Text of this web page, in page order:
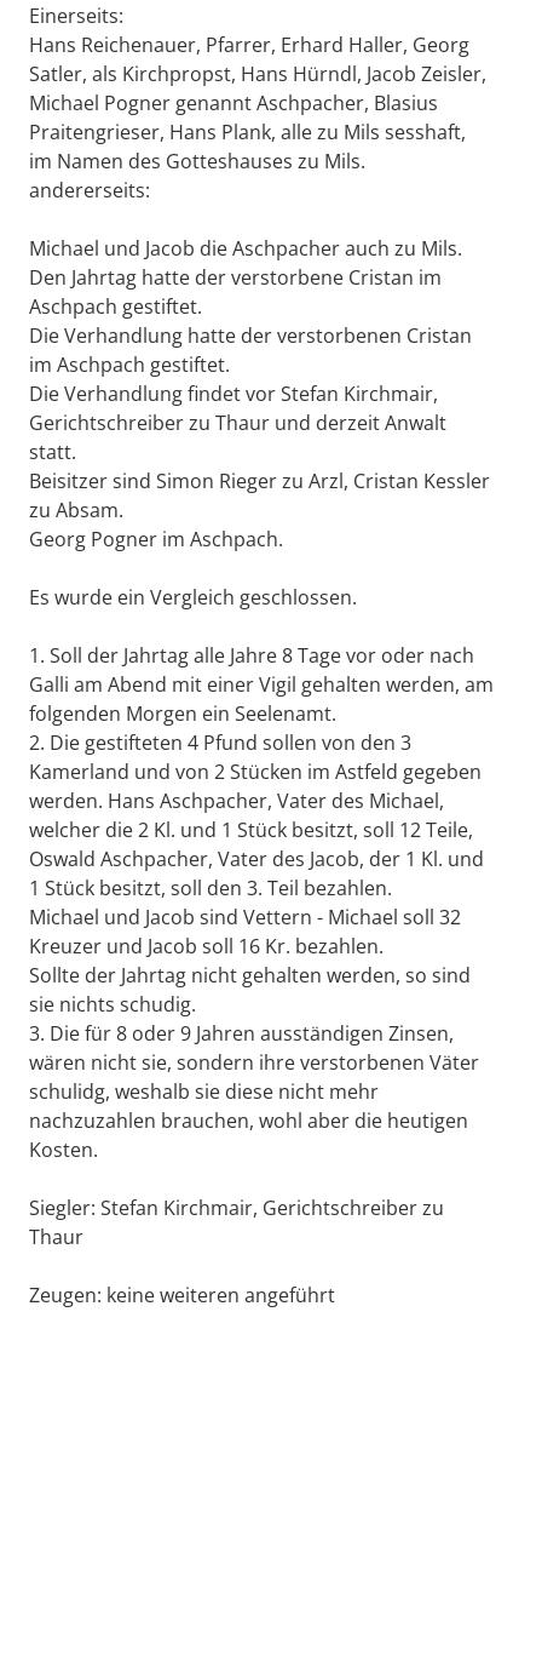
Einerseits:
Hans Reichenauer, Pfarrer, Erhard Haller, Georg
Satler, als Kirchpropst, Hans Hürndl, Jacob Zeisler,
Michael Pogner genannt Aschpacher, Blasius
Praitengrieser, Hans Plank, alle zu Mils sesshaft,
im Namen des Gotteshauses zu Mils.
andererseits:
Michael und Jacob die Aschpacher auch zu Mils.
Den Jahrtag hatte der verstorbene Cristan im
Aschpach gestiftet.
Die Verhandlung hatte der verstorbenen Cristan
im Aschpach gestiftet.
Die Verhandlung findet vor Stefan Kirchmair,
Gerichtschreiber zu Thaur und derzeit Anwalt
statt.
Beisitzer sind Simon Rieger zu Arzl, Cristan Kessler
zu Absam.
Georg Pogner im Aschpach.
Es wurde ein Vergleich geschlossen.
1. Soll der Jahrtag alle Jahre 8 Tage vor oder nach
Galli am Abend mit einer Vigil gehalten werden, am
folgenden Morgen ein Seelenamt.
2. Die gestifteten 4 Pfund sollen von den 3
Kamerland und von 2 Stücken im Astfeld gegeben
werden. Hans Aschpacher, Vater des Michael,
welcher die 2 Kl. und 1 Stück besitzt, soll 12 Teile,
Oswald Aschpacher, Vater des Jacob, der 1 Kl. und
1 Stück besitzt, soll den 3. Teil bezahlen.
Michael und Jacob sind Vettern - Michael soll 32
Kreuzer und Jacob soll 16 Kr. bezahlen.
Sollte der Jahrtag nicht gehalten werden, so sind
sie nichts schudig.
3. Die für 8 oder 9 Jahren ausständigen Zinsen,
wären nicht sie, sondern ihre verstorbenen Väter
schulidg, weshalb sie diese nicht mehr
nachzuzahlen brauchen, wohl aber die heutigen
Kosten.
Siegler: Stefan Kirchmair, Gerichtschreiber zu
Thaur
Zeugen: keine weiteren angeführt